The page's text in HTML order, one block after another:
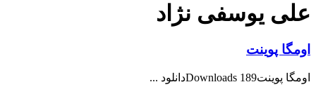
علی یوسفی نژاد
اومگا پوینت
اومگا پوینت189 Downloadsدانلود ...